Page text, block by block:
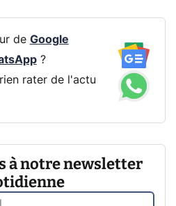
de Google
?
rater de l'actu
à notre newsletter